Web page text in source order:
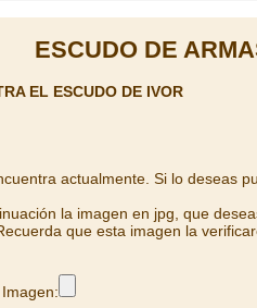
ESCUDO DE
EL ESCUDO DE IVOR
actualmente. Si lo deseas
la imagen en jpg, que
que esta imagen la
Imagen: